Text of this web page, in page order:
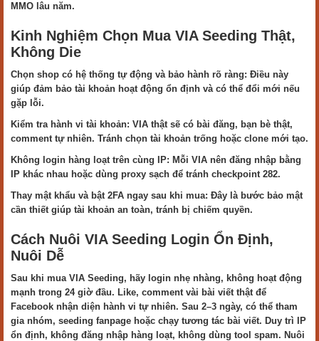
MMO lâu năm.
Kinh Nghiệm Chọn Mua VIA Seeding Thật,
Không Die
Chọn shop có hệ thống tự động và bảo hành rõ ràng: Điều này
giúp đảm bảo tài khoản hoạt động ổn định và có thể đổi mới nếu
gặp lỗi.
Kiểm tra hành vi tài khoản: VIA thật sẽ có bài đăng, bạn bè thật,
comment tự nhiên. Tránh chọn tài khoản trống hoặc clone mới tạo.
Không login hàng loạt trên cùng IP: Mỗi VIA nên đăng nhập bằng
IP khác nhau hoặc dùng proxy sạch để tránh checkpoint 282.
Thay mật khẩu và bật 2FA ngay sau khi mua: Đây là bước bảo mật
cần thiết giúp tài khoản an toàn, tránh bị chiếm quyền.
Cách Nuôi VIA Seeding Login Ổn Định,
Nuôi Dễ
Sau khi mua VIA Seeding, hãy login nhẹ nhàng, không hoạt động
mạnh trong 24 giờ đầu. Like, comment vài bài viết thật để
Facebook nhận diện hành vi tự nhiên. Sau 2–3 ngày, có thể tham
gia nhóm, seeding fanpage hoặc chạy tương tác bài viết. Duy trì IP
ổn định, không đăng nhập hàng loạt, không dùng tool spam. Nuôi